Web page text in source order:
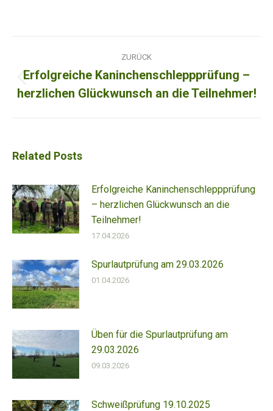
ZURÜCK
Beitrag:
Erfolgreiche Kaninchenschleppprüfung –
herzlichen Glückwunsch an die Teilnehmer!
Related Posts
Erfolgreiche Kaninchenschleppprüfung
– herzlichen Glückwunsch an die
Teilnehmer!
17.04.2026
Spurlautprüfung am 29.03.2026
01.04.2026
Üben für die Spurlautprüfung am
29.03.2026
09.03.2026
Schweißprüfung 19.10.2025